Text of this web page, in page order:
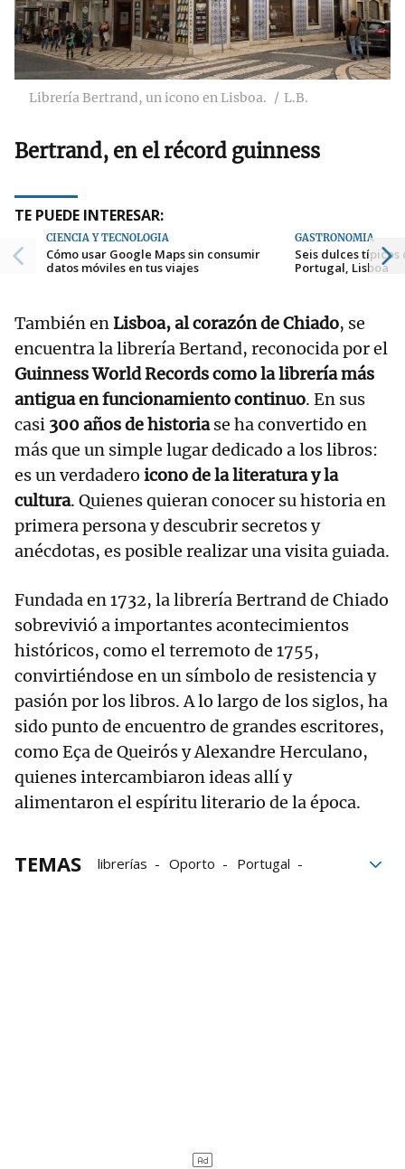
Librería Bertrand, un icono en Lisboa. L.B.
Bertrand, en el récord guinness
TE PUEDE INTERESAR:
CIENCIA Y TECNOLOGÍA
Cómo usar Google Maps sin consumir
datos móviles en tus viajes
GASTRONOMÍA
Seis dulces
Portugal, Lisboa
También enLisboa, al corazón de Chiado, se
encuentra la librería Bertand, reconocida por el
Guinness World Records como la librería más
antigua en funcionamiento continuo. En sus
casi 300 años de historiase ha convertido en
más que un simple lugar dedicado a los libros:
es un verdadero icono de la literatura y la
cultura. Quienes quieran conocer su historia en
primera persona y descubrir secretos y
anécdotas, es posible realizar una visita guiada.
Fundada en 1732, la librería Bertrand de Chiado
sobrevivió a importantes acontecimientos
históricos, como el terremoto de 1755,
convirtiéndose en un símbolo de resistencia y
pasión por los libros. A lo largo de los siglos, ha
sido punto de encuentro de grandes escritores,
como Eça de Queirós y Alexandre Herculano,
quienes intercambiaron ideas allí y
alimentaron el espíritu literario de la época.
TEMAS librerías Oporto
Portugal